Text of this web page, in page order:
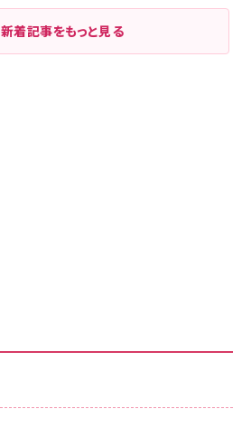
新着記事をもっと見る